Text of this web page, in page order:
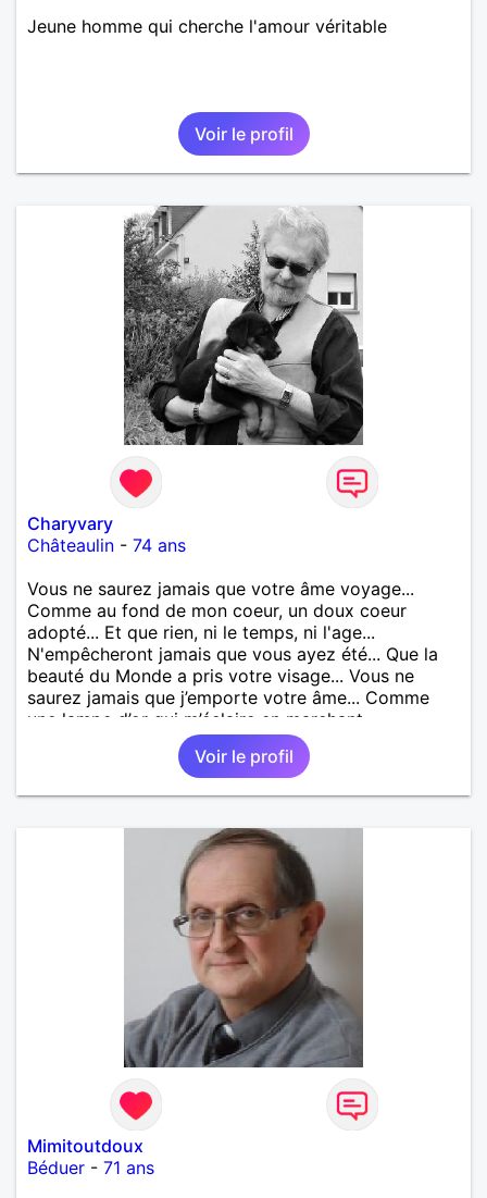
Jeune homme qui cherche l'amour véritable
Voir le profil
Charyvary
Châteaulin - 74 ans
Vous ne saurez jamais que votre âme voyage...
Comme au fond de mon coeur, un doux coeur
adopté... Et que rien, ni le temps, ni l'age...
N'empêcheront jamais que vous ayez été... Que la
beauté du Monde a pris votre visage... Vous ne
saurez jamais que j’emporte votre âme... Comme
une lampe d’or qui m’éclaire en marchant...
Voir le profil
Mimitoutdoux
Béduer - 71 ans